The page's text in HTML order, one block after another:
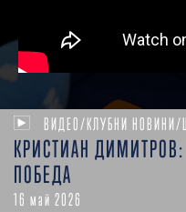
ВИДЕО/КЛУБНИ НОВИНИ/
КРИСТИАН
ПОБЕДА
16 май 2026